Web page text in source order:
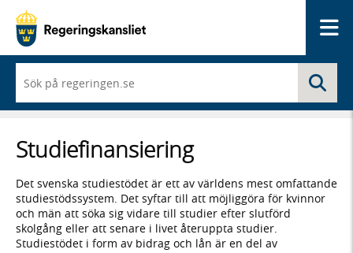
du
börjar
skriva
framträder
en
med
sökförslag
Studiefinansiering
Det svenska studiestödet är ett av världens mest omfattande
studiestödssystem. Det syftar till att möjliggöra för kvinnor
och män att söka sig vidare till studier efter slutförd
skolgång eller att senare i livet återuppta studier.
Studiestödet i form av bidrag och lån är en del av